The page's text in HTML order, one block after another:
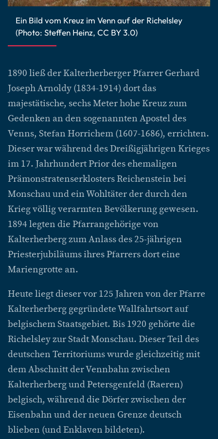
Ein Bild vom Kreuz im Venn auf der Richelsley
(Photo: Steffen Heinz, CC BY 3.0)
1890 ließ der Kalterherberger Pfarrer Gerhard
Joseph Arnoldy (1834-1914) dort das
majestätische, sechs Meter hohe Kreuz zum
Gedenken an den sogenannten Apostel des
Venns, Stefan Horrichem (1607-1686), errichten.
Dieser war während des Dreißigjährigen Krieges
im 17. Jahrhundert Prior des ehemaligen
Prämonstratenserklosters Reichenstein bei
Monschau und ein Wohltäter der durch den
Krieg völlig verarmten Bevölkerung gewesen.
1894 legten die Pfarrangehörige von
Kalterherberg zum Anlass des 25-jährigen
Priesterjubiläums ihres Pfarrers dort eine
Mariengrotte an.
Heute liegt dieser vor 125 Jahren von der Pfarre
Kalterherberg gegründete Wallfahrtsort auf
belgischem Staatsgebiet. Bis 1920 gehörte die
Richelsley zur Stadt Monschau. Dieser Teil des
deutschen Territoriums wurde gleichzeitig mit
dem Abschnitt der Vennbahn zwischen
Kalterherberg und Petersgenfeld (Raeren)
belgisch, während die Dörfer zwischen der
Eisenbahn und der neuen Grenze deutsch
blieben (und Enklaven bildeten).